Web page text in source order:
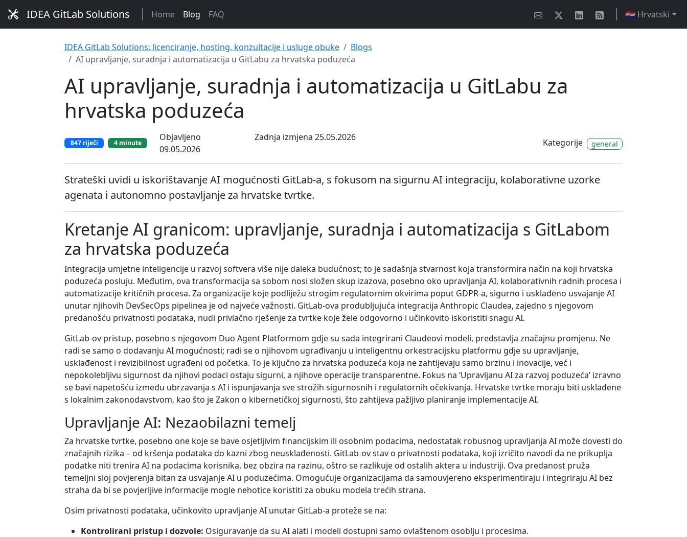
IDEA GitLab Solutions Home Blog FAQ 🇭🇷 Hrvatski
IDEA GitLab Solutions: licenciranje, hosting, konzultacije i usluge obuke
Blogs
AI upravljanje, suradnja i automatizacija u GitLabu za hrvatska poduzeća
AI upravljanje, suradnja i automatizacija u GitLabu za
hrvatska poduzeća
847 riječi 4 minute
Objavljeno
09.05.2026
Zadnja izmjena 25.05.2026
Kategorije general
Strateški uvidi u iskorištavanje AI mogućnosti GitLab-a, s fokusom na sigurnu AI integraciju, kolaborativne uzorke
agenata i autonomno postavljanje za hrvatske tvrtke.
Kretanje AI granicom: upravljanje, suradnja i automatizacija s GitLabom
za hrvatska poduzeća
Integracija umjetne inteligencije u razvoj softvera više nije daleka budućnost; to je sadašnja stvarnost koja transformira način na koji hrvatska
poduzeća posluju. Međutim, ova transformacija sa sobom nosi složen skup izazova, posebno oko upravljanja AI, kolaborativnih radnih procesa i
automatizacije kritičnih procesa. Za organizacije koje podliježu strogim regulatornim okvirima poput GDPR-a, sigurno i usklađeno usvajanje AI
unutar njihovih DevSecOps pipelinea je od najveće važnosti. GitLab-ova produbljujuća integracija Anthropic Claudea, zajedno s njegovom
predanošću privatnosti podataka, nudi privlačno rješenje za tvrtke koje žele odgovorno i učinkovito iskoristiti snagu AI.
GitLab-ov pristup, posebno s njegovom Duo Agent Platformom gdje su sada integrirani Claudeovi modeli, predstavlja značajnu promjenu. Ne
radi se samo o dodavanju AI mogućnosti; radi se o njihovom ugrađivanju u inteligentnu orkestracijsku platformu gdje su upravljanje,
usklađenost i revizibilnost ugrađeni od početka. To je ključno za hrvatska poduzeća koja ne zahtijevaju samo brzinu i inovacije, već i
nepokolebljivu sigurnost da njihovi podaci ostaju sigurni, a njihove operacije transparentne. Fokus na ‘Upravljanu AI za razvoj poduzeća’ izravno
se bavi napetošću između ubrzavanja s AI i ispunjavanja sve strožih sigurnosnih i regulatornih očekivanja. Hrvatske tvrtke moraju biti usklađene
s lokalnim zakonodavstvom, kao što je Zakon o kibernetičkoj sigurnosti, što zahtijeva pažljivo planiranje implementacije AI.
Upravljanje AI: Nezaobilazni temelj
Za hrvatske tvrtke, posebno one koje se bave osjetljivim financijskim ili osobnim podacima, nedostatak robusnog upravljanja AI može dovesti do
značajnih rizika – od kršenja podataka do kazni zbog neusklađenosti. GitLab-ov stav o privatnosti podataka, koji izričito navodi da ne prikuplja
podatke niti trenira AI na podacima korisnika, bez obzira na razinu, oštro se razlikuje od ostalih aktera u industriji. Ova predanost pruža
temeljni sloj povjerenja bitan za usvajanje AI u poduzećima. Omogućuje organizacijama da samouvjereno eksperimentiraju i integriraju AI bez
straha da bi se povjerljive informacije mogle nehotice koristiti za obuku modela trećih strana.
Osim privatnosti podataka, učinkovito upravljanje AI unutar GitLab-a proteže se na:
Kontrolirani pristup i dozvole: Osiguravanje da su AI alati i modeli dostupni samo ovlaštenom osoblju i procesima.